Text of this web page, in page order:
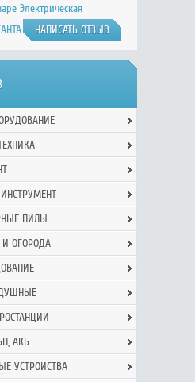
Электрическая
ТЭПК-2000 на
НАПИСАТЬ ОТЗЫВ
ПИЛЫ
ОГОРОДА
АКБ
УСТРОЙСТВА